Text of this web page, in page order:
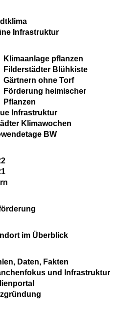
Infrastruktur
Klimaanlage pflanzen
Filderstädter Blühkiste
Gärtnern ohne Torf
Förderung heimischer
Pflanzen
Infrastruktur
Klimawochen
BW
im Überblick
Daten, Fakten
und Infrastruktur